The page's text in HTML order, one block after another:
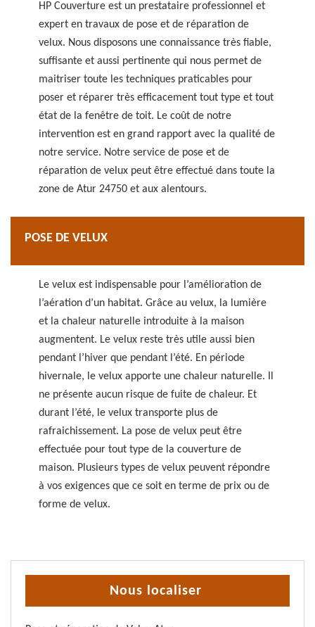
HP Couverture est un prestataire professionnel et
expert en travaux de pose et de réparation de
velux. Nous disposons une connaissance très fiable,
suffisante et aussi pertinente qui nous permet de
maitriser toute les techniques praticables pour
poser et réparer très efficacement tout type et tout
état de la fenêtre de toit. Le coût de notre
intervention est en grand rapport avec la qualité de
notre service. Notre service de pose et de
réparation de velux peut être effectué dans toute la
zone de Atur 24750 et aux alentours.
POSE DE VELUX
Le velux est indispensable pour l’amélioration de
l’aération d’un habitat. Grâce au velux, la lumière
et la chaleur naturelle introduite à la maison
augmentent. Le velux reste très utile aussi bien
pendant l’hiver que pendant l’été. En période
hivernale, le velux apporte une chaleur naturelle. Il
ne présente aucun risque de fuite de chaleur. Et
durant l’été, le velux transporte plus de
rafraichissement. La pose de velux peut être
effectuée pour tout type de la couverture de
maison. Plusieurs types de velux peuvent répondre
à vos exigences que ce soit en terme de prix ou de
forme de velux.
Nous localiser